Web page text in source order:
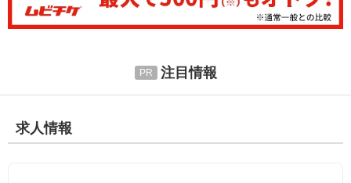
注目情報
求人情報